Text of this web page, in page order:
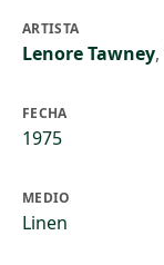
ARTISTA
Lenore Tawney,
FECHA
1975
MEDIO
Linen